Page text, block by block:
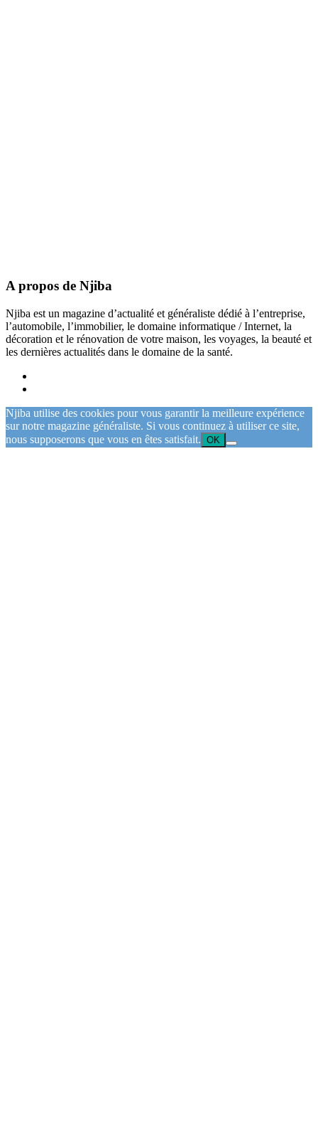
A propos de Njiba
Njiba est un magazine d’actualité et généraliste dédié à l’entreprise,
l’automobile, l’immobilier, le domaine informatique / Internet, la
décoration et le rénovation de votre maison, les voyages, la beauté et
les dernières actualités dans le domaine de la santé.
Njiba utilise des cookies pour vous garantir la meilleure expérience
sur notre magazine généraliste. Si vous continuez à utiliser ce site,
nous supposerons que vous en êtes satisfait. OK